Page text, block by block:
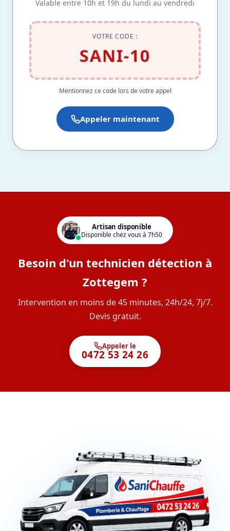
Valable entre 10h et 19h du lundi au vendredi
VOTRE CODE :
SANI-10
Mentionnez ce code lors de votre appel
Appeler maintenant
Artisan disponible
Disponible chez vous à 7h50
Besoin d'un technicien détection à
Zottegem ?
Intervention en moins de 45 minutes, 24h/24, 7j/7.
Devis gratuit.
Appeler le
0472 53 24 26